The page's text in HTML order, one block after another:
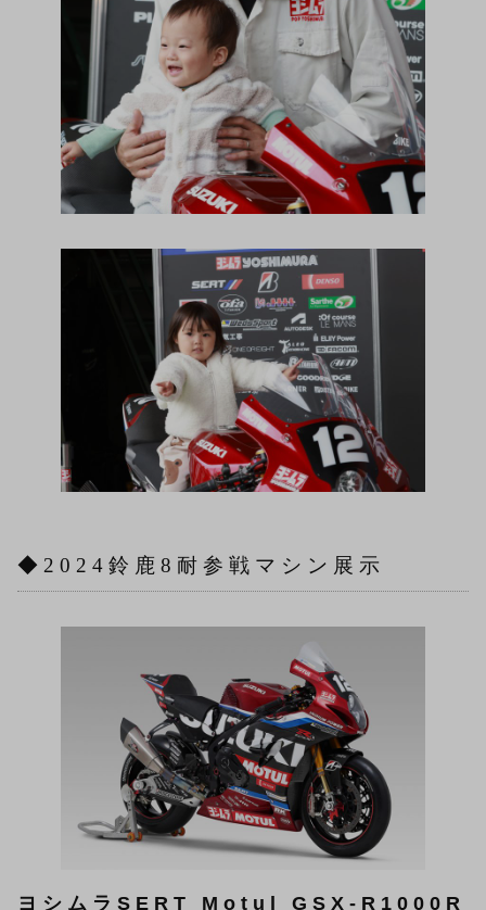
◆2024鈴鹿8耐参戦マシン展示
ヨシムラSERT Motul GSX-R1000R